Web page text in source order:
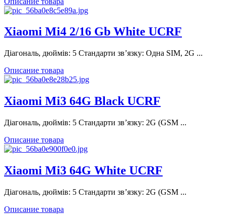
Xiaomi Mi4 2/16 Gb White UCRF
Діагональ, дюймів: 5 Стандарти зв’язку: Одна SIM, 2G ...
Описание товара
Xiaomi Mi3 64G Black UCRF
Діагональ, дюймів: 5 Стандарти зв’язку: 2G (GSM ...
Описание товара
Xiaomi Mi3 64G White UCRF
Діагональ, дюймів: 5 Стандарти зв’язку: 2G (GSM ...
Описание товара